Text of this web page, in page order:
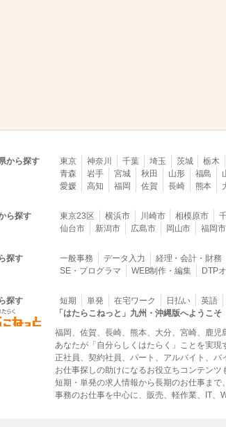
から探す 東京 神奈川 千葉 埼玉 茨城 栃木
青森
岩手 宮城 秋田 山形 福島
愛媛
高知 福岡 佐賀 長崎 熊本
ら探す 東京23区 横浜市 川崎市 相模原市
仙台市
新潟市 広島市 岡山市 福岡市
探す 一般事務 データ入力 経理・会計・財務
SE・プログラマ
WEB制作・編集 DTP
探す 短期 単発 在宅ワーク 日払い 英語
「はたらこねっと」九州・沖縄版へようこそ
福岡、佐賀、長崎、熊本、大分、宮崎、鹿児
あなたが「自分らしくはたらく」ことを実現
正社員、契約社員、パート、アルバイト、バ
お仕事探しの助けになるお役立ちコンテンツ
短期・単発の求人情報から長期のお仕事まで
事務のお仕事を中心に、販売、軽作業、IT、